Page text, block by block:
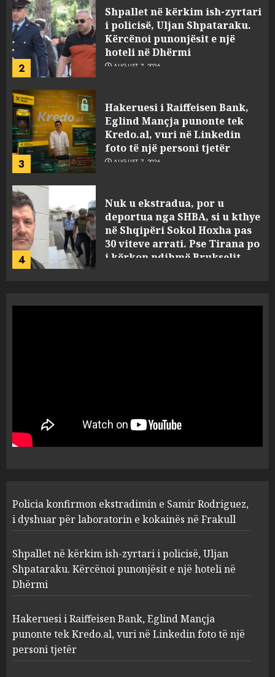
2
Shpallet në kërkim ish-zyrtari
i policisë, Uljan Shpataraku.
Kërcënoi punonjësit e një
hoteli në Dhërmi
AUGUST 7, 2026
3
Hakeruesi i Raiffeisen Bank,
Eglind Mançja punonte tek
Kredo.al, vuri në Linkedin
foto të një personi tjetër
AUGUST 7, 2026
4
Nuk u ekstradua, por u
deportua nga SHBA, si u kthye
në Shqipëri Sokol Hoxha pas
30 viteve arrati. Pse Tirana po
i kërkon ndihmë Brukselit
1
Rodriguez, i dyshuar për
laboratorin e kokainës në
Frakull
2
i policisë, Uljan Shpataraku.
Kërcënoi punonjësit e një
hoteli në Dhërmi
Eglind Mançja punonte tek
Kredo.al, vuri në Linkedin
foto të një personi tjetër
AUGUST 7, 2026
Policia konfirmon ekstradimin e Samir Rodriguez,
i dyshuar për laboratorin e kokainës në Frakull
Shpallet në kërkim ish-zyrtari i policisë, Uljan
Shpataraku. Kërcënoi punonjësit e një hoteli në
Dhërmi
Hakeruesi i Raiffeisen Bank, Eglind Mançja
punonte tek Kredo.al, vuri në Linkedin foto të një
personi tjetër